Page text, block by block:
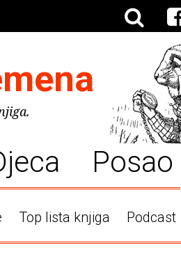
Posao
Top lista knjiga Podcast